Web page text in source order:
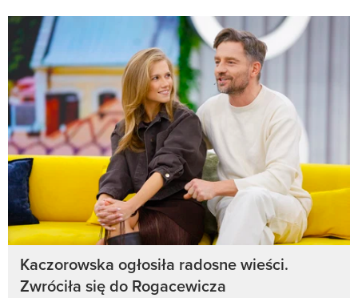
Kaczorowska ogłosiła radosne wieści.
Zwróciła się do Rogacewicza